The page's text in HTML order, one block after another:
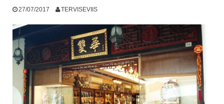
27/07/2017 TERVISEVIIS